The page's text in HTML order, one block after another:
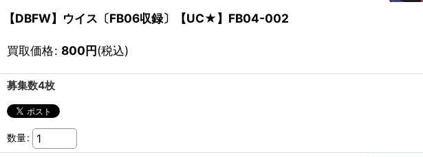
【DBFW】ウイス〔FB06収録〕【UC★】FB04-002
買取価格: 800円(税込)
募集数4枚
数量: